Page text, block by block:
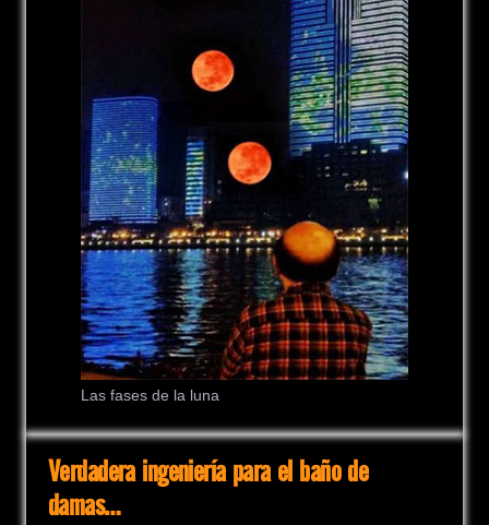
Las fases de la luna
Verdadera ingeniería para el baño de
damas…